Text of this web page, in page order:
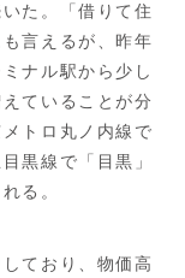
た。「借りて住
言えるが、昨年
ナル駅から少し
ていることが分
トロ丸ノ内線で
黒線で「目黒」
る。
ており、物価高